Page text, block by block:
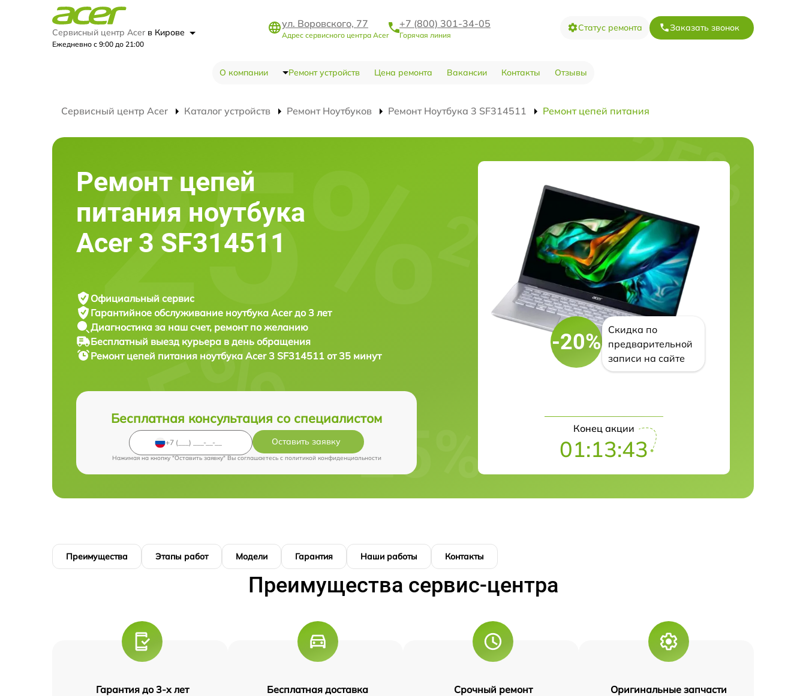
Сервисный центр Acer в Кирове
Ежедневно с 9:00 до 21:00
ул. Воровского, 77
Адрес сервисного центра Acer
+7 (800) 301-34-05
Горячая линия
Статус ремонта Заказать звонок
О компании Ремонт устройств Цена ремонта Вакансии Контакты Отзывы
Сервисный центр Acer Каталог устройств Ремонт Ноутбуков Ремонт Ноутбука 3 SF314511 Ремонт цепей питания
Ремонт цепей
питания ноутбука
Acer 3 SF314511
Официальный сервис
Гарантийное обслуживание ноутбука Acer до 3 лет
Диагностика за наш счет, ремонт по желанию
Бесплатный выезд курьера в день обращения
Ремонт цепей питания ноутбука Acer 3 SF314511 от 35 минут
Бесплатная консультация со специалистом
Оставить заявку
Нажимая на кнопку "Оставить заявку" Вы соглашаетесь c политикой конфиденциальности
-20%
Скидка по
предварительной
записи на сайте
Конец акции
01:13:42
Преимущества Этапы работ Модели Гарантия Наши работы Контакты
Преимущества сервис-центра
Гарантия до 3-х лет Бесплатная доставка Срочный ремонт Оригинальные запчасти